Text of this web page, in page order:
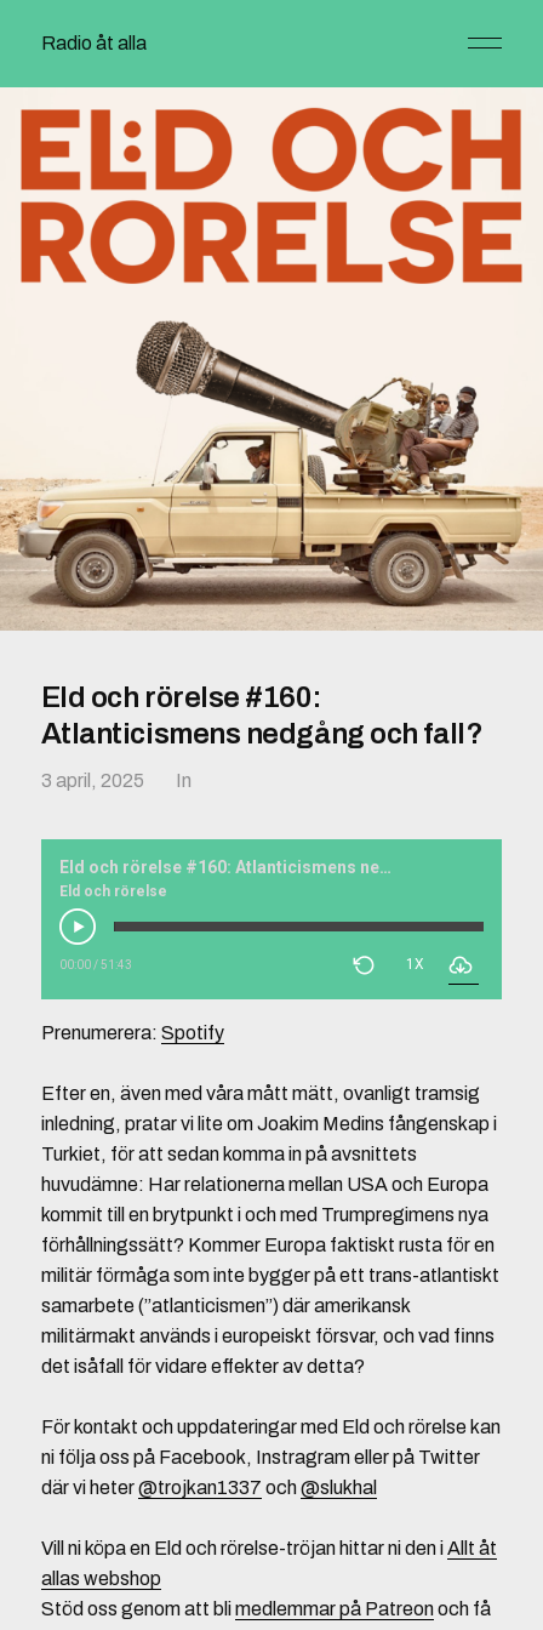
Radio åt alla
Eld och rörelse #160:
Atlanticismens nedgång och fall?
3 april, 2025 In
Eld och rörelse #160: Atlanticismens nedgång och fall?
Eld och rörelse
00:00/51:43 1X
Prenumerera: Spotify
Efter en, även med våra mått mätt, ovanligt tramsig
inledning, pratar vi lite om Joakim Medins fångenskap i
Turkiet, för att sedan komma in på avsnittets
huvudämne: Har relationerna mellan USA och Europa
kommit till en brytpunkt i och med Trumpregimens nya
förhållningssätt? Kommer Europa faktiskt rusta för en
militär förmåga som inte bygger på ett trans-atlantiskt
samarbete (”atlanticismen”) där amerikansk
militärmakt används i europeiskt försvar, och vad finns
det isåfall för vidare effekter av detta?
För kontakt och uppdateringar med Eld och rörelse kan
ni följa oss på Facebook, Instragram eller på Twitter
där vi heter@trojkan1337 och@slukhal
Vill ni köpa en Eld och rörelse-tröjan hittar ni den iAllt åt
allas webshop
Stöd oss genom att blimedlemmar på Patreonoch få